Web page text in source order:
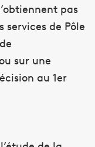
pas
de Pôle
sur une
au 1er